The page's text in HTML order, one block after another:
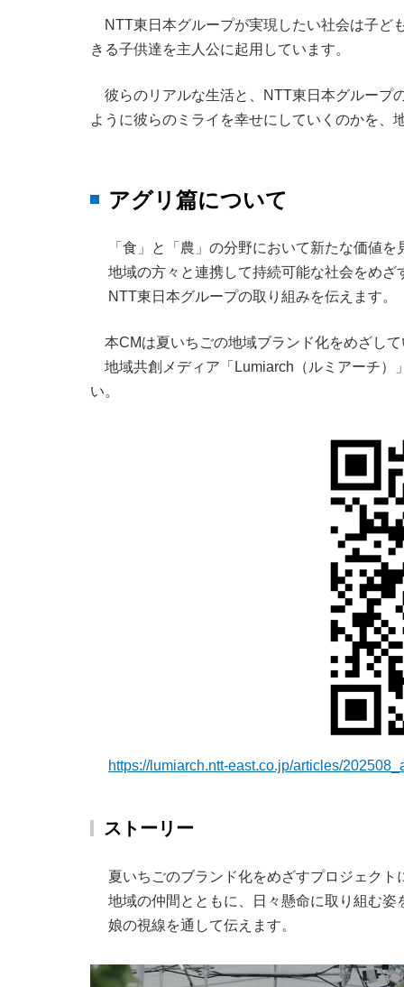
NTT東日本グループが実現したい社会は子ど
きる子供達を主人公に起用しています。
彼らのリアルな生活と、NTT東日本グループ
ように彼らのミライを幸せにしていくのかを、
アグリ篇について
「食」と「農」の分野において新たな価値を
地域の方々と連携して持続可能な社会をめざ
NTT東日本グループの取り組みを伝えます。
本CMは夏いちごの地域ブランド化をめざし
地域共創メディア「Lumiarch（ルミアーチ
い。
https://lumiarch.ntt-east.co.jp/articles/
ストーリー
夏いちごのブランド化をめざすプロジェクト
地域の仲間とともに、日々懸命に取り組む姿
娘の視線を通して伝えます。